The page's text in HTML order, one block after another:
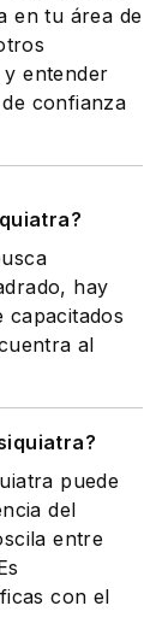
en tu área de
entender
confianza
hay
capacitados
al
puede
del
entre
con el